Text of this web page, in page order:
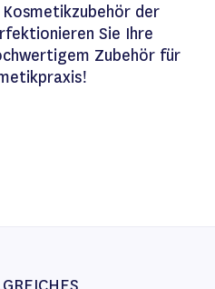
der
Sie Ihre
Zubehör für